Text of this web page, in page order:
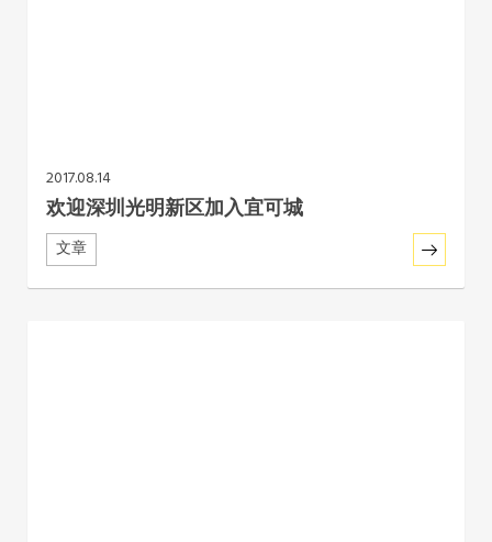
2017.08.14
欢迎深圳光明新区加入宜可城
文章